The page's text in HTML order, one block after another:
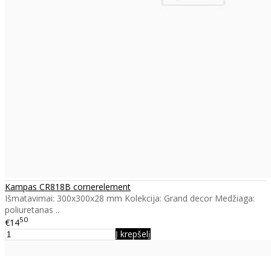
Kampas CR818B cornerelement
Išmatavimai: 300x300x28 mm Kolekcija: Grand decor Medžiaga:
poliuretanas ..
€1450
Į krepšelį